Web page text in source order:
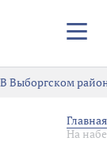
меню
В Выборгском
Главная
На